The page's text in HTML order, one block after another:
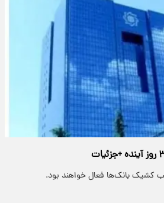
کشیک بانک‌ها فعال خواهند بود.